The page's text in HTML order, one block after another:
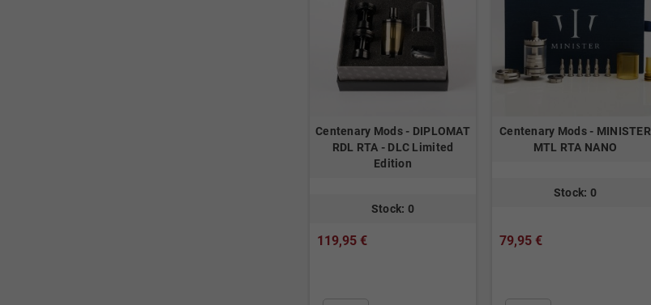
Centenary Mods - DIPLOMAT
RDL RTA - DLC Limited
Edition
Stock: 0
119,95 €
Centenary Mods - MINISTER
MTL RTA NANO
Stock: 0
79,95 €